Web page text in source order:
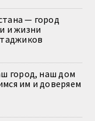
— город
и жизни
город, наш дом
им и доверяем